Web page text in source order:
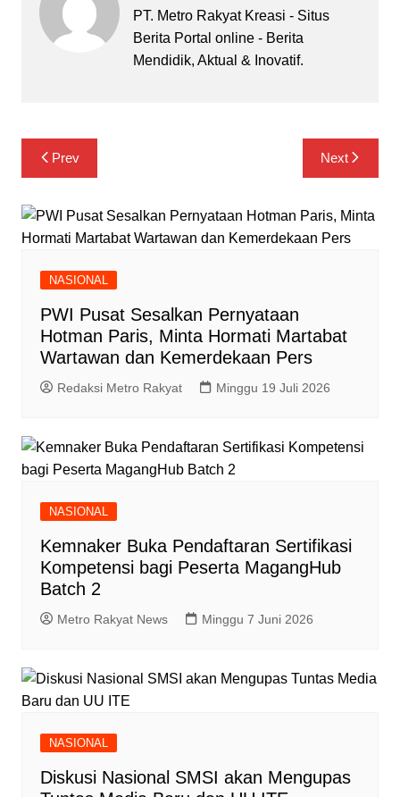
PT. Metro Rakyat Kreasi - Situs
Berita Portal online - Berita
Mendidik, Aktual & Inovatif.
Navigasi
pos
Prev Next
NASIONAL
PWI Pusat Sesalkan Pernyataan
Hotman Paris, Minta Hormati Martabat
Wartawan dan Kemerdekaan Pers
Redaksi Metro Rakyat Minggu 19 Juli 2026
NASIONAL
Kemnaker Buka Pendaftaran Sertifikasi
Kompetensi bagi Peserta MagangHub
Batch 2
Metro Rakyat News Minggu 7 Juni 2026
NASIONAL
Diskusi Nasional SMSI akan Mengupas